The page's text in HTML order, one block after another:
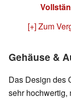
[+] Zum
Gehäuse &
Das Design des
sehr hochwertig,